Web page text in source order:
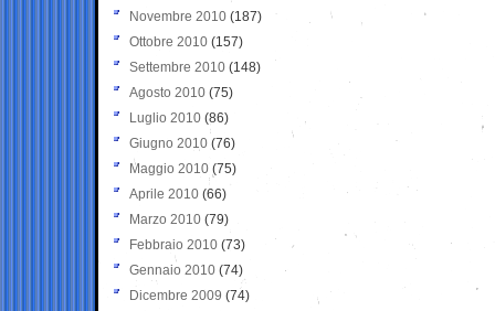
Novembre 2010 (187)
Ottobre 2010 (157)
Settembre 2010 (148)
Agosto 2010 (75)
Luglio 2010 (86)
Giugno 2010 (76)
Maggio 2010 (75)
Aprile 2010 (66)
Marzo 2010 (79)
Febbraio 2010 (73)
Gennaio 2010 (74)
Dicembre 2009 (74)